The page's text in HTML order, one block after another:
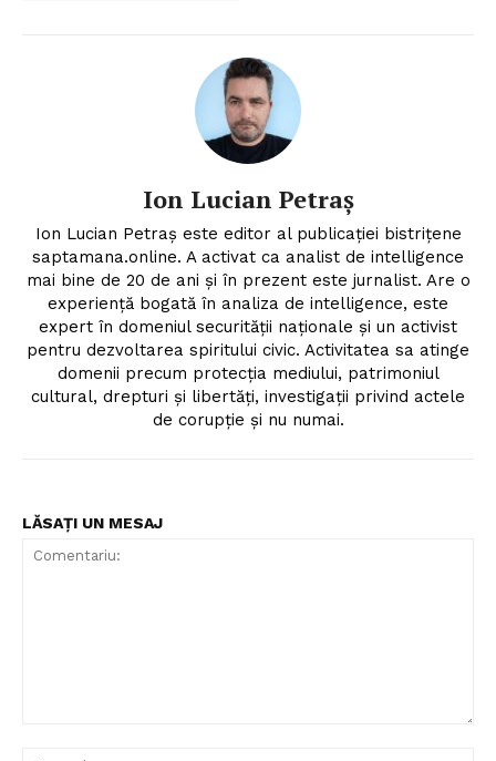
Ion Lucian Petraș
Ion Lucian Petraș este editor al publicației bistrițene
saptamana.online. A activat ca analist de intelligence
mai bine de 20 de ani și în prezent este jurnalist. Are o
experiență bogată în analiza de intelligence, este
expert în domeniul securității naționale și un activist
pentru dezvoltarea spiritului civic. Activitatea sa atinge
domenii precum protecția mediului, patrimoniul
cultural, drepturi și libertăți, investigații privind actele
de corupție și nu numai.
LĂSAȚI UN MESAJ